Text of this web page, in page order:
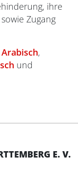
ihre
Zugang
Arabisch,
und
E. V.